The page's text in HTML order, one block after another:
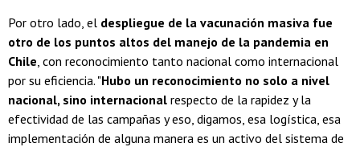
Por otro lado, el despliegue de la vacunación masiva fue
otro de los puntos altos del manejo de la pandemia en
Chile, con reconocimiento tanto nacional como internacional
por su eficiencia. "Hubo un reconocimiento no solo a nivel
nacional, sino internacional respecto de la rapidez y la
efectividad de las campañas y eso, digamos, esa logística, esa
implementación de alguna manera es un activo del sistema de